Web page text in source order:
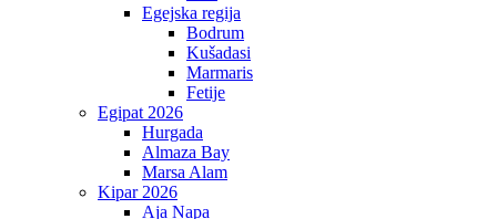
Egejska regija
Bodrum
Kušadasi
Marmaris
Fetije
Egipat 2026
Hurgada
Almaza Bay
Marsa Alam
Kipar 2026
Aja Napa